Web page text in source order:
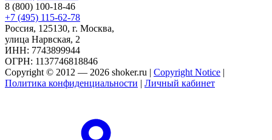
8 (800) 100-18-46
+7 (495) 115-62-78
Россия, 125130, г. Москва,
улица Нарвская, 2
ИНН: 7743899944
ОГРН: 1137746818846
Copyright © 2012 — 2026 shoker.ru | Copyright Notice |
Политика конфиденциальности | Личный кабинет